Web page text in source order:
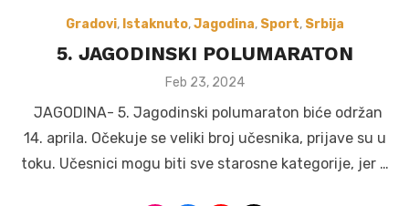
Gradovi, Istaknuto,Jagodina, Sport, Srbija
5. JAGODINSKI POLUMARATON
Posted
Feb 23, 2024
JAGODINA- 5. Jagodinski polumaraton biće održan
14. aprila. Očekuje se veliki broj učesnika, prijave su u
toku. Učesnici mogu biti sve starosne kategorije, jer …